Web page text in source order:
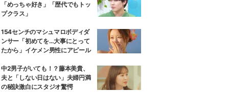
「めっちゃ好き」「歴代でもトッ
プクラス」
154センチのマシュマロボディダ
ンサー「初めてを…大事にとって
たから」イケメン男性にアピール
中2男子がいても！？藤本美貴、
夫と「しない日はない」夫婦円満
の秘訣激白にスタジオ驚愕